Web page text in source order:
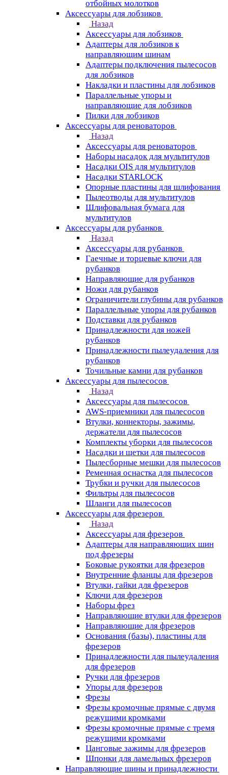
отбойных молотков
Аксессуары для лобзиков
Назад
Аксессуары для лобзиков
Адаптеры для лобзиков к
направляющим шинам
Адаптеры подключения пылесосов
для лобзиков
Накладки и пластины для лобзиков
Параллельные упоры и
направляющие для лобзиков
Пилки для лобзиков
Аксессуары для реноваторов
Назад
Аксессуары для реноваторов
Наборы насадок для мультитулов
Насадки OIS для мультитулов
Насадки STARLOCK
Опорные пластины для шлифования
Пылеотводы для мультитулов
Шлифовальная бумага для
мультитулов
Аксессуары для рубанков
Назад
Аксессуары для рубанков
Гаечные и торцевые ключи для
рубанков
Направляющие для рубанков
Ножи для рубанков
Ограничители глубины для рубанков
Параллельные упоры для рубанков
Подставки для рубанков
Принадлежности для ножей
рубанков
Принадлежности пылеудаления для
рубанков
Точильные камни для рубанков
Аксессуары для пылесосов
Назад
Аксессуары для пылесосов
AWS-приемники для пылесосов
Втулки, коннекторы, зажимы,
держатели для пылесосов
Комплекты уборки для пылесосов
Насадки и щетки для пылесосов
Пылесборные мешки для пылесосов
Ременная оснастка для пылесосов
Трубки и ручки для пылесосов
Фильтры для пылесосов
Шланги для пылесосов
Аксессуары для фрезеров
Назад
Аксессуары для фрезеров
Адаптеры для направляющих шин
под фрезеры
Боковые рукоятки для фрезеров
Внутренние фланцы для фрезеров
Втулки, гайки для фрезеров
Ключи для фрезеров
Наборы фрез
Направляющие втулки для фрезеров
Направляющие для фрезеров
Основания (базы), пластины для
фрезеров
Принадлежности для пылеудаления
для фрезеров
Ручки для фрезеров
Упоры для фрезеров
Фрезы
Фрезы кромочные прямые с двумя
режущими кромками
Фрезы кромочные прямые с тремя
режущими кромками
Цанговые зажимы для фрезеров
Шпонки для ламельных фрезеров
Направляющие шины и принадлежности